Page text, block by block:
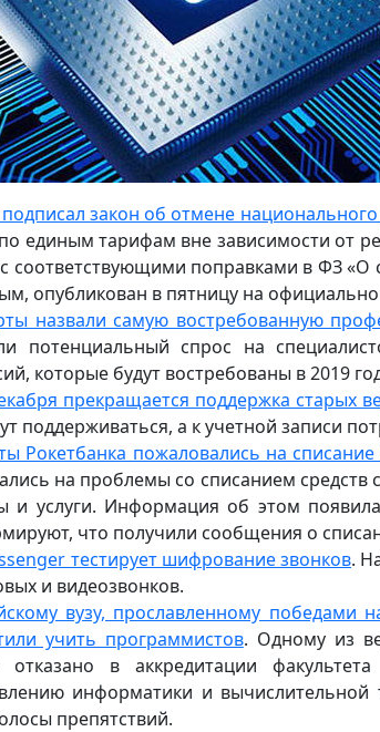
закон об отмене
единым тарифам вне зависимости от
соответствующими поправками в ФЗ
опубликован в пятницу на
назвали самую востребованную
потенциальный спрос на
которые будут востребованы в 2019
прекращается поддержка старых
поддерживаться, а к учетной записи
Рокетбанка пожаловались на
на проблемы со списанием средств
и услуги. Информация об этом
что получили сообщения о
тестирует шифрование звонков.
и видеозвонков.
вузу, прославленному
учить программистов. Одному из
в аккредитации
информатики и вычислительной
препятствий.